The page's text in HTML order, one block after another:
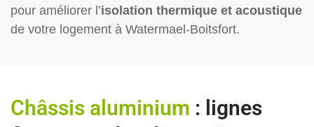
pour améliorer l’isolation thermique et acoustique
de votre logement à Watermael-Boitsfort.
Châssis aluminium : lignes